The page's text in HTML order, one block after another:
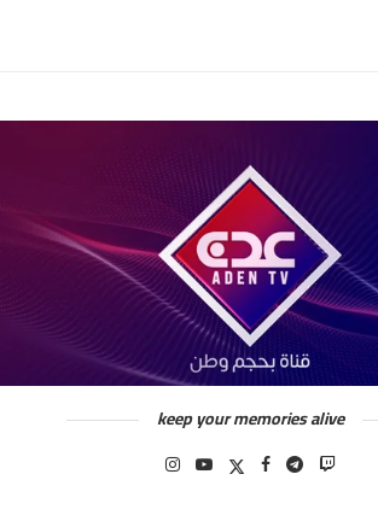
keep your memories alive